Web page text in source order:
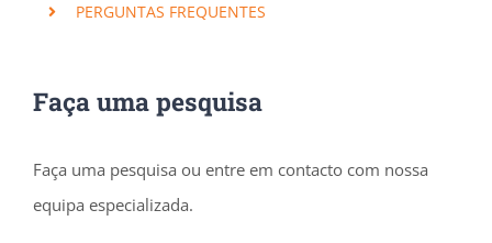
PERGUNTAS FREQUENTES
Faça uma pesquisa
Faça uma pesquisa ou entre em contacto com nossa
equipa especializada.